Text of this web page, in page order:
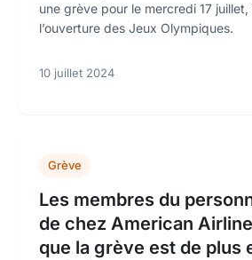
une grève pour le mercredi 17
l’ouverture des Jeux Olympiques.
10 juillet 2024
Grève
Les membres du
de chez American
que la grève est de plus